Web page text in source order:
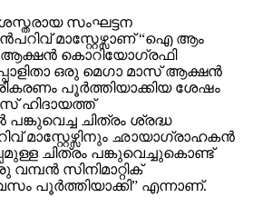
സംഘട്ടന
മാസ്റ്റേഴ്സാണ് “ഐ ആം
ആക്ഷൻ കൊറിയോഗ്രഫി
ഒരു മെഗാ മാസ് ആക്ഷൻ
പൂർത്തിയാക്കിയ ശേഷം
ഹിദായത്ത്
ചിത്രം ശ്രദ്ധ
മാസ്റ്റേഴ്സിനും ഛായാഗ്രാഹകൻ
ചിത്രം പങ്കുവെച്ചുകൊണ്ട്
സിനിമാറ്റിക്
പൂർത്തിയാക്കി” എന്നാണ്.